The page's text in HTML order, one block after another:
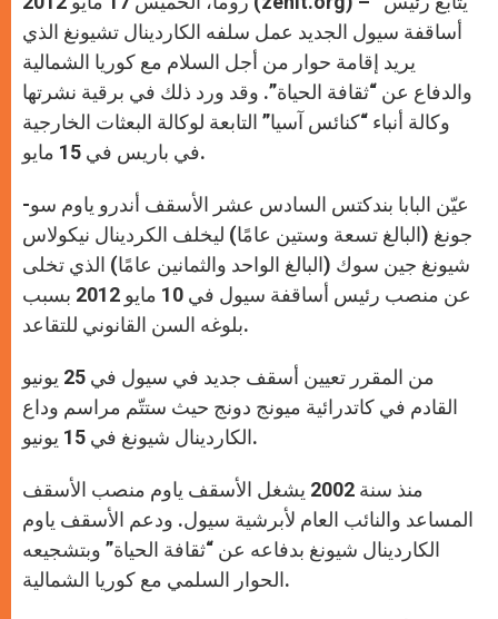
p e
r
k
أساقفة سيول الجديد عمل سلفه الكاردينال تشيونغ الذي
يريد إقامة حوار من أجل السلام مع كوريا الشمالية
والدفاع عن “ثقافة الحياة”. وقد ورد ذلك في برقية نشرتها
وكالة أنباء “كنائس آسيا” التابعة لوكالة البعثات الخارجية
في باريس في 15 مايو.
عيّن البابا بندكتس السادس عشر الأسقف أندرو ياوم سو-
جونغ (البالغ تسعة وستين عامًا) ليخلف الكردينال نيكولاس
شيونغ جين سوك (البالغ الواحد والثمانين عامًا) الذي تخلى
عن منصب رئيس أساقفة سيول في 10 مايو 2012 بسبب
بلوغه السن القانوني للتقاعد.
من المقرر تعيين أسقف جديد في سيول في 25 يونيو
القادم في كاتدرائية ميونج دونج حيث ستتّم مراسم وداع
الكاردينال شيونغ في 15 يونيو.
منذ سنة 2002 يشغل الأسقف ياوم منصب الأسقف
المساعد والنائب العام لأبرشية سيول. ودعم الأسقف ياوم
الكاردينال شيونغ بدفاعه عن “ثقافة الحياة” وبتشجيعه
الحوار السلمي مع كوريا الشمالية.